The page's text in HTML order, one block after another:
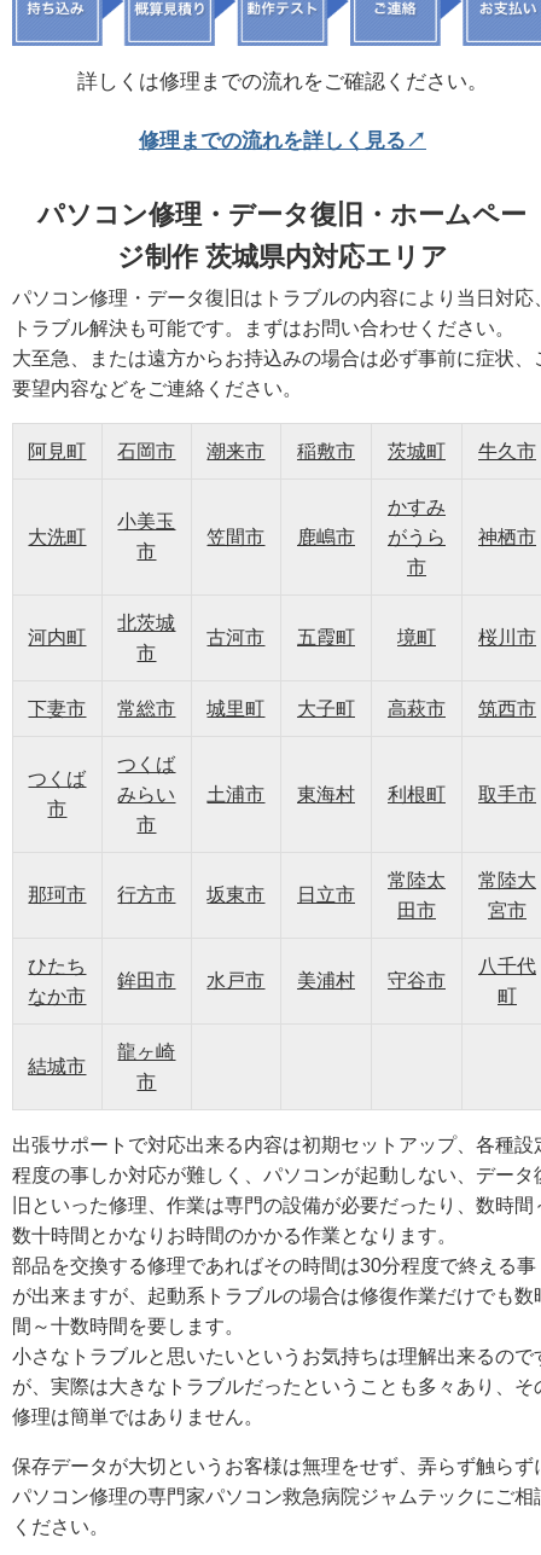
詳しくは修理までの流れをご確認ください。
修理までの流れを詳しく見る↗
パソコン修理・データ復旧・ホームペー
ジ制作 茨城県内対応エリア
パソコン修理・データ復旧はトラブルの内容により当日対応
トラブル解決も可能です。まずはお問い合わせください。
大至急、または遠方からお持込みの場合は必ず事前に症状、
要望内容などをご連絡ください。
阿見町 石岡市 潮来市 稲敷市 茨城町 牛久市
大洗町
小美玉
市
笠間市 鹿嶋市
かすみ
がうら
市
神栖市
河内町
北茨城
市
古河市 五霞町 境町 桜川市
下妻市 常総市 城里町 大子町 高萩市 筑西市
つくば
市
つくば
みらい
市
土浦市 東海村 利根町 取手市
那珂市 行方市 坂東市 日立市
常陸太
田市
常陸大
宮市
ひたち
なか市
鉾田市 水戸市 美浦村 守谷市
八千代
町
結城市
龍ヶ崎
市
出張サポートで対応出来る内容は初期セットアップ、各種設
程度の事しか対応が難しく、パソコンが起動しない、データ
旧といった修理、作業は専門の設備が必要だったり、数時間
数十時間とかなりお時間のかかる作業となります。
部品を交換する修理であればその時間は30分程度で終える事
が出来ますが、起動系トラブルの場合は修復作業だけでも数
間～十数時間を要します。
小さなトラブルと思いたいというお気持ちは理解出来るので
が、実際は大きなトラブルだったということも多々あり、そ
修理は簡単ではありません。
保存データが大切というお客様は無理をせず、弄らず触らず
パソコン修理の専門家パソコン救急病院ジャムテックにご相
ください。